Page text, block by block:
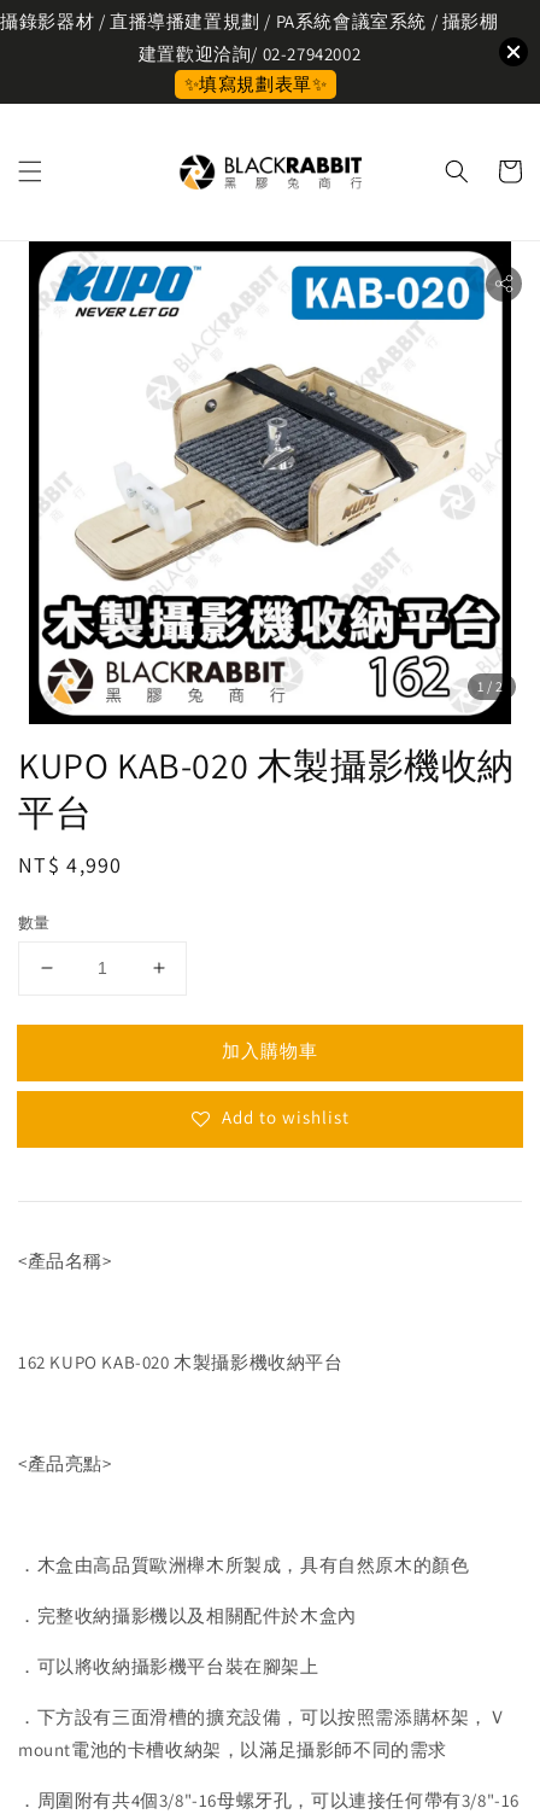
攝錄影器材 / 直播導播建置規劃 / PA系統會議室系統 / 攝影棚
建置歡迎洽詢/ 02-27942002
✨填寫規劃表單✨
1 /2
KUPO KAB-020 木製攝影機收納
平台
Regular
NT$ 4,990
數量
加入購物車
Add to wishlist
<產品名稱>
162 KUPO KAB-020 木製攝影機收納平台
<產品亮點>
．木盒由高品質歐洲櫸木所製成，具有自然原木的顏色
．完整收納攝影機以及相關配件於木盒內
．可以將收納攝影機平台裝在腳架上
．下方設有三面滑槽的擴充設備，可以按照需添購杯架，Ｖ
mount電池的卡槽收納架，以滿足攝影師不同的需求
．周圍附有共4個3/8"-16母螺牙孔，可以連接任何帶有3/8"-16